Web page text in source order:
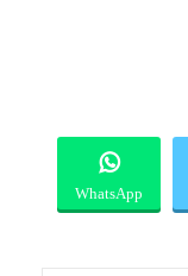
WhatsApp